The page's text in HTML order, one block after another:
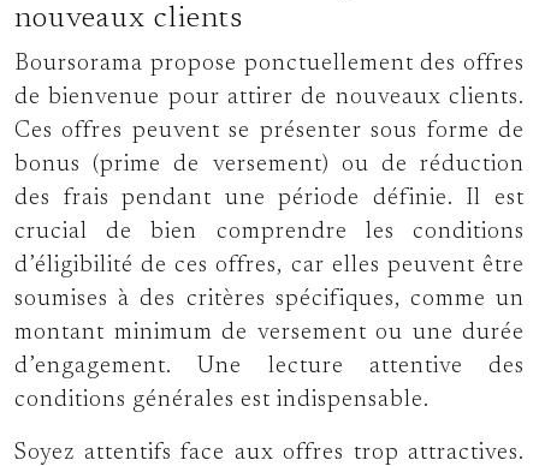
nouveaux clients
Boursorama propose ponctuellement des offres
de bienvenue pour attirer de nouveaux clients.
Ces offres peuvent se présenter sous forme de
bonus (prime de versement) ou de réduction
des frais pendant une période définie. Il est
crucial de bien comprendre les conditions
d’éligibilité de ces offres, car elles peuvent être
soumises à des critères spécifiques, comme un
montant minimum de versement ou une durée
d’engagement. Une lecture attentive des
conditions générales est indispensable.
Soyez attentifs face aux offres trop attractives.